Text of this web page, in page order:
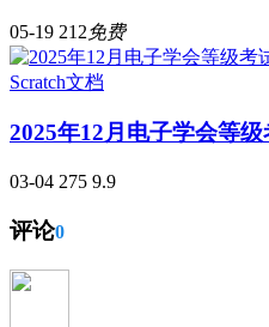
05-19 212免费
Scratch文档
2025年12月电子学会等
03-04 275 9.9
评论0